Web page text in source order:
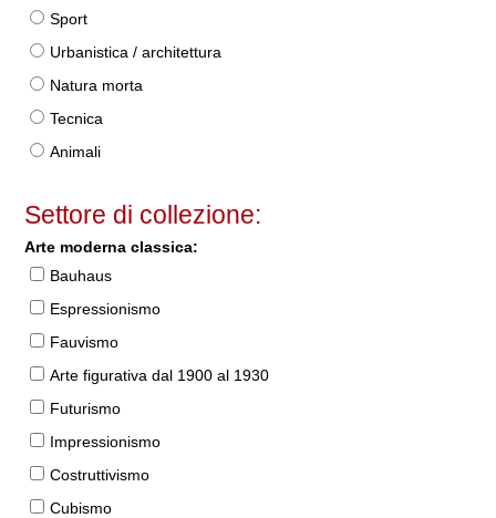
Sport
Urbanistica / architettura
Natura morta
Tecnica
Animali
Settore di collezione:
Arte moderna classica:
Bauhaus
Espressionismo
Fauvismo
Arte figurativa dal 1900 al 1930
Futurismo
Impressionismo
Costruttivismo
Cubismo